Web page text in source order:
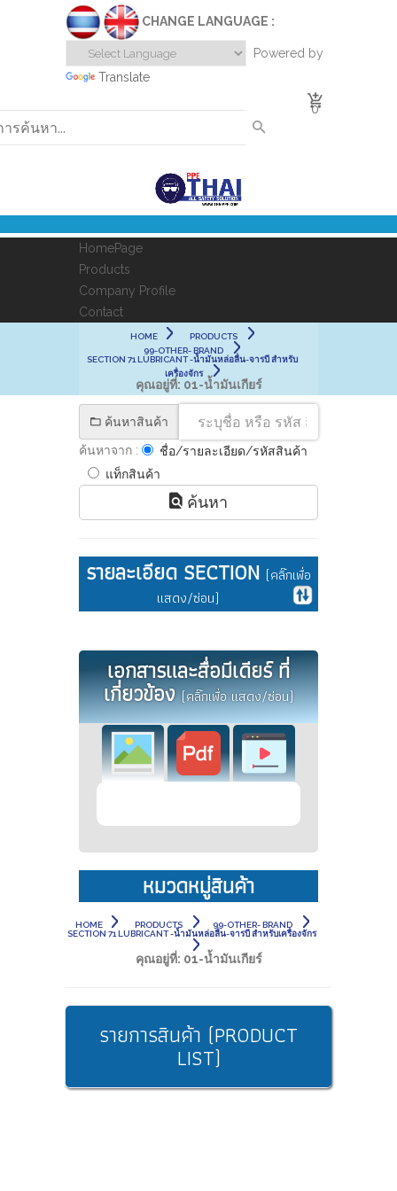
CHANGE LANGUAGE :
Powered by
Translate
0
HomePage
Products
Company Profile
Contact
HOME
PRODUCTS
99-OTHER- BRAND
SECTION 71 LUBRICANT -น้ำมันหล่อลื่น-จารบี สำหรับ
เครื่องจักร
คุณอยู่ที่: 01-น้ำมันเกียร์
ค้นหาสินค้า
ค้นหาจาก :
ชื่อ/รายละเอียด/รหัสสินค้า
แท็กสินค้า
ค้นหา
รายละเอียด SECTION (คลิ๊กเพื่อ
แสดง/ซ่อน)
เอกสารและสื่อมีเดียร์ ที่
เกี่ยวข้อง(คลิ๊กเพื่อ แสดง/ซ่อน)
หมวดหมู่สินค้า
HOME PRODUCTS
99-OTHER- BRAND
SECTION 71 LUBRICANT -น้ำมันหล่อลื่น-จารบี สำหรับเครื่องจักร
คุณอยู่ที่: 01-น้ำมันเกียร์
รายการสินค้า (PRODUCT
LIST)